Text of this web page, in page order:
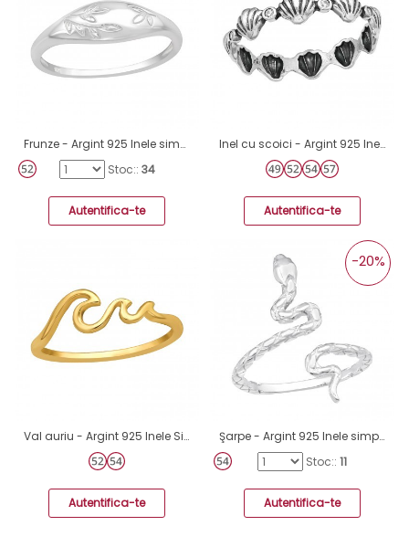
Frunze - Argint 925 Inele simple A4S40606
Stoc:: 34
Autentifica-te
Inel cu scoici - Argint 925 Inele Simple A4S45285
Autentifica-te
Val auriu - Argint 925 Inele Simple A4S49097
Autentifica-te
Şarpe - Argint 925 Inele simple A4S41394
-20%
Stoc:: 11
Autentifica-te